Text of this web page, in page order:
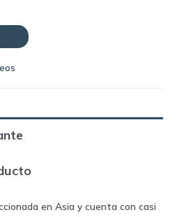
en Asia y cuenta con casi